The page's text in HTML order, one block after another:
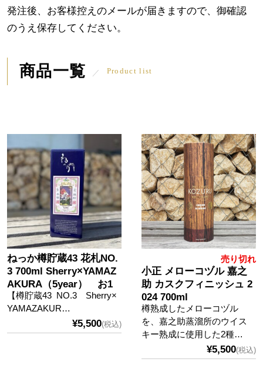
発注後、お客様控えのメールが届きますので、御確認
のうえ保存してください。
商品一覧 Product list
ねっか樽貯蔵43 花札NO.
3 700ml Sherry×YAMAZ
AKURA（5year） お1
人様1本 1回のみ
【樽貯蔵43 NO.3 Sherry×
YAMAZAKUR…
¥5,500(税込)
売り切れ
小正 メローコヅル 嘉之
助 カスクフィニッシュ 2
024 700ml
樽熟成したメローコヅル
を、嘉之助蒸溜所のウイス
キー熟成に使用した2種…
¥5,500(税込)